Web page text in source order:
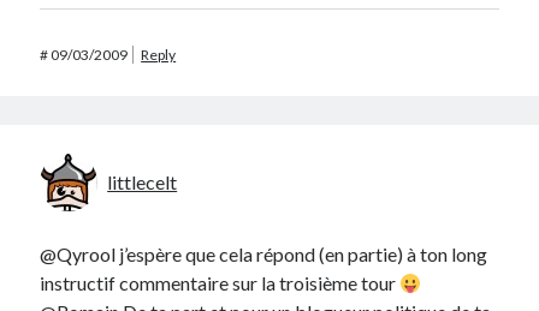
#09/03/2009 Reply
littlecelt
@Qyrool j’espère que cela répond (en partie) à ton long
instructif commentaire sur la troisième tour